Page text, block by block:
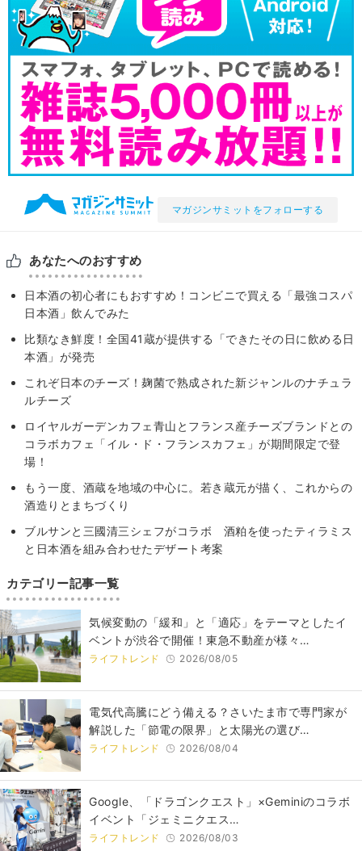
マガジンサミットをフォローする
あなたへのおすすめ
日本酒の初心者にもおすすめ！コンビニで買える「最強コスパ
日本酒」飲んでみた
比類なき鮮度！全国41蔵が提供する「できたその日に飲める日
本酒」が発売
これぞ日本のチーズ！麹菌で熟成された新ジャンルのナチュラ
ルチーズ
ロイヤルガーデンカフェ青山とフランス産チーズブランドとの
コラボカフェ「イル・ド・フランスカフェ」が期間限定で登
場！
もう一度、酒蔵を地域の中心に。若き蔵元が描く、これからの
酒造りとまちづくり
ブルサンと三國清三シェフがコラボ 酒粕を使ったティラミス
と日本酒を組み合わせたデザート考案
カテゴリー記事一覧
気候変動の「緩和」と「適応」をテーマとしたイ
ベントが渋谷で開催！東急不動産が様々…
ライフトレンド 2026/08/05
電気代高騰にどう備える？さいたま市で専門家が
解説した「節電の限界」と太陽光の選び…
ライフトレンド 2026/08/04
Google、「ドラゴンクエスト」×Geminiのコラボ
イベント「ジェミニクエス…
ライフトレンド 2026/08/03